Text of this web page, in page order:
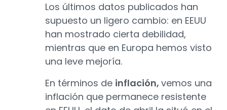
Los últimos datos publicados han
supuesto un ligero cambio: en EEUU
han mostrado cierta debilidad,
mientras que en Europa hemos visto
una leve mejoría.
En términos de inflación, vemos una
inflación que permanece resistente